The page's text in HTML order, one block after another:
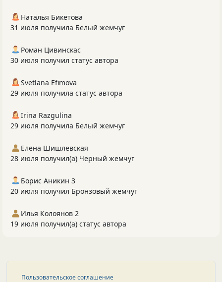
Наталья Бикетова
31 июля получила Белый жемчуг
Роман Цивинскас
30 июля получил статус автора
Svetlana Efimova
29 июля получила статус автора
Irina Razgulina
29 июля получила Белый жемчуг
Елена Шишлевская
28 июля получил(а) Черный жемчуг
Борис Аникин 3
20 июля получил Бронзовый жемчуг
Илья Колоянов 2
19 июля получил(а) статус автора
Пользовательское соглашение